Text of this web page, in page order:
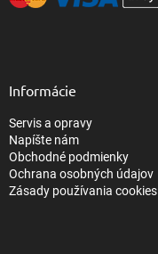
Informácie
Servis a opravy
Napíšte nám
Obchodné podmienky
Ochrana osobných údajov
Zásady používania cookies